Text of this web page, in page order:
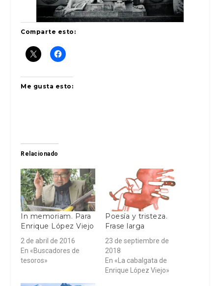
Comparte esto:
Me gusta esto:
Relacionado
In memoriam. Para
Enrique López Viejo
2 de abril de 2016
En «Buscadores de
tesoros»
Poesía y tristeza.
Frase larga
23 de septiembre de
2018
En «La cabalgata de
Enrique López Viejo»